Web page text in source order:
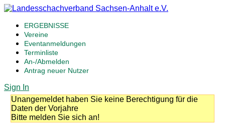
ERGEBNISSE
Vereine
Eventanmeldungen
Terminliste
An-/Abmelden
Antrag neuer Nutzer
Sign In
Unangemeldet haben Sie keine Berechtigung für die
Daten der Vorjahre
Bitte melden Sie sich an!